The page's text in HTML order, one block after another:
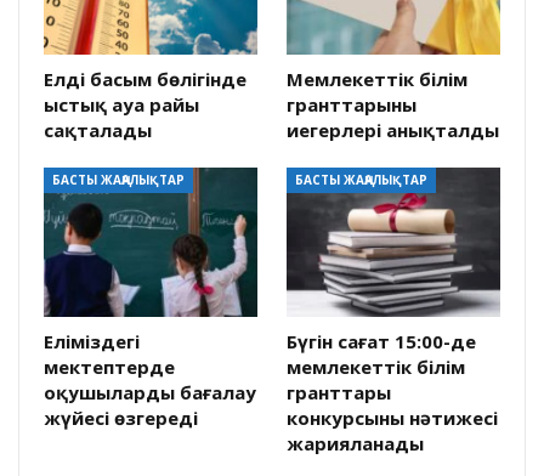
Елдің басым бөлігінде
ыстық ауа райы
сақталады
Мемлекеттік білім
гранттарының
иегерлері анықталды
БАСТЫ ЖАҢАЛЫҚТАР
Еліміздегі
мектептерде
оқушыларды бағалау
жүйесі өзгереді
БАСТЫ ЖАҢАЛЫҚТАР
Бүгін сағат 15:00-де
мемлекеттік білім
гранттары
конкурсының нәтижесі
жарияланады